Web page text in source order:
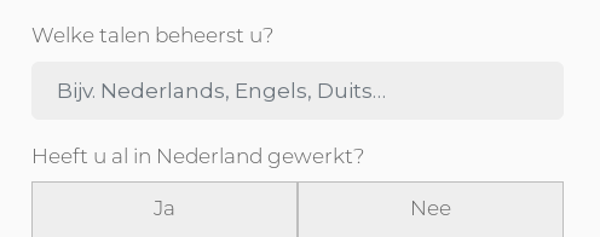
Welke talen beheerst u?
Heeft u al in Nederland gewerkt?
Ja Nee